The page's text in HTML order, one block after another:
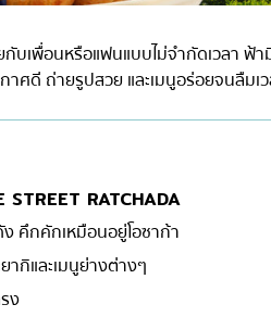
ยากิ/เทปปันยากิ
น้าต่างๆ)
สียบไม้
ปุ่น
ยบไม้/เครื่องในย่าง
นานา
อุดมสุข
ศรีราชา
ไอคอนส
เพื่อนหรือแฟนแบบไม่จำกัดเวลา ฟ้า
ดี ถ่ายรูปสวย และเมนูอร่อยจนลืมเว
STREET RATCHADA
คึกคักเหมือนอยู่โอซาก้า
ากิและเมนูย่างต่างๆ
ง